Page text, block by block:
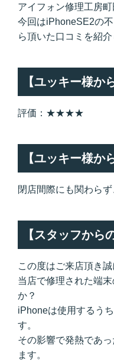
アイフォン修理工房町
今回はiPhoneSE2の
ら頂いた口コミを紹介
【ユッキー様か
評価：★★★★
【ユッキー様か
閉店間際にも関わら
【スタッフから
この度はご来店頂き
当店で修理された端
か？
iPhoneは使用するう
す。
その影響で発熱であ
ます。